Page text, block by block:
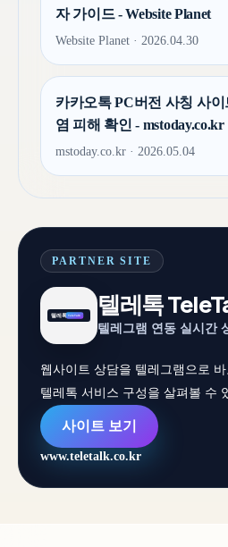
자 가이드 - Website Planet
Website Planet · 2026.04.30
카카오톡 PC버전 사칭 사
염 피해 확인 - mstoday.co.kr
mstoday.co.kr · 2026.05.04
PARTNER SITE
텔레톡
텔레그램 연동 실시간
웹사이트 상담을 텔레그램으로
텔레톡 서비스 구성을 살펴볼 수
사이트 보기
www.teletalk.co.kr